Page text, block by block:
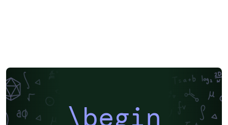
\begin